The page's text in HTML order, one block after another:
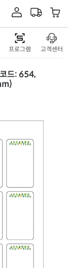
프로그램 고객센터
드: 654,